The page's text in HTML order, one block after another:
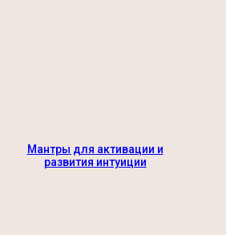
Мантры для активации и
развития интуиции